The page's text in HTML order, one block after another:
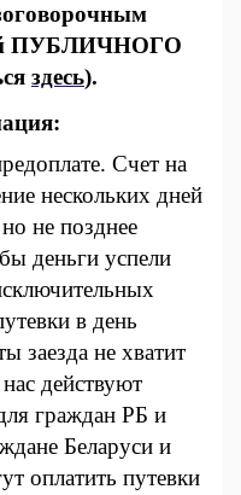
ПУБЛИЧНОГО
здесь).
Счет на
нескольких дней
не позднее
деньги успели
в день
заезда не хватит
действуют
граждан РБ и
Беларуси и
оплатить путевки